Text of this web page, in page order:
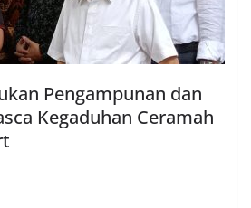
Pengampunan dan
Kegaduhan Ceramah